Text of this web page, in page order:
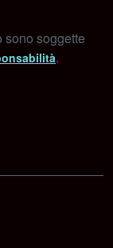
sono soggette
.